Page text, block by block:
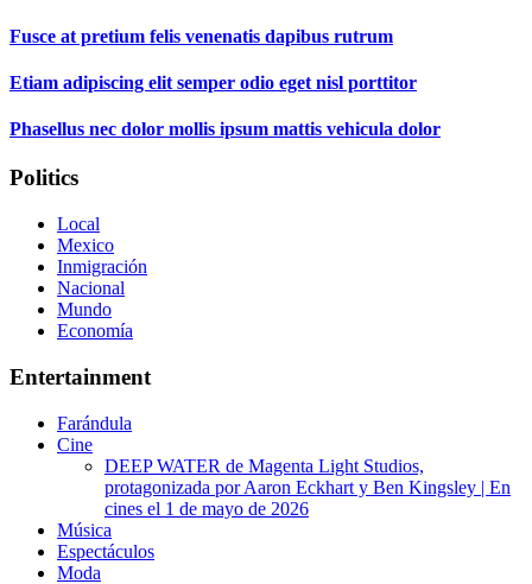
Fusce at pretium felis venenatis dapibus rutrum
Etiam adipiscing elit semper odio eget nisl porttitor
Phasellus nec dolor mollis ipsum mattis vehicula dolor
Politics
Local
Mexico
Inmigración
Nacional
Mundo
Economía
Entertainment
Farándula
Cine
DEEP WATER de Magenta Light Studios,
protagonizada por Aaron Eckhart y Ben Kingsley | En
cines el 1 de mayo de 2026
Música
Espectáculos
Moda